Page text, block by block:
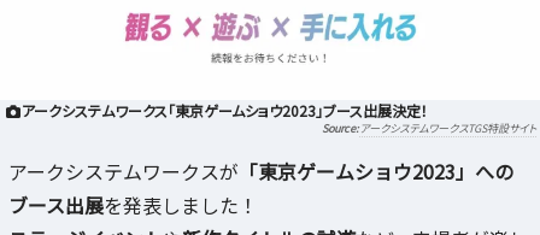
アークシステムワークス「東京ゲームショウ2023」ブース出展決定！
アークシステムワークスTGS特設サイト
アークシステムワークスが 「東京ゲームショウ2023」への
ブース出展を発表しました！